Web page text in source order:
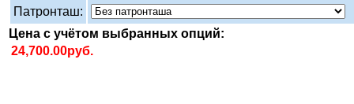
Патронташ:
Цена с учётом выбранных опций: